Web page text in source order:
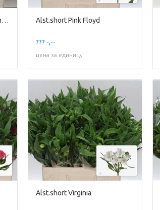
Alst.short Mixed in bucket Import Ex Alst.short Pink Floyd
??? -,--
цена за единицу
Alst.short Virginia